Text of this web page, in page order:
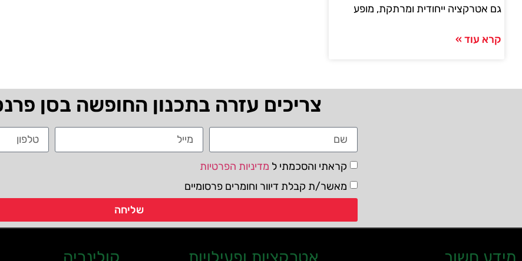
גם אטרקציה ייחודית ומרתקת, מופע
קרא עוד »
צריכים עזרה בתכנון החופשה בסן
קראתי והסכמתי ל מדיניות הפרטיות
מאשר/ת קבלת דיוור וחומרים פרסומיים
שליחה